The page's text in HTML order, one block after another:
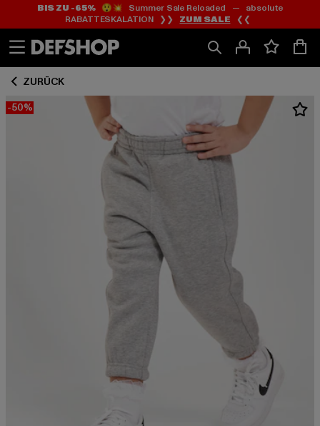
Zum
Inhalt
springen
Zum
Fußzeile
springen
BIS ZU -65%😲💥 Summer Sale Reloaded — absolute
RABATTESKALATION ❯❯ ZUM SALE ❮❮
ZURÜCK
-50%